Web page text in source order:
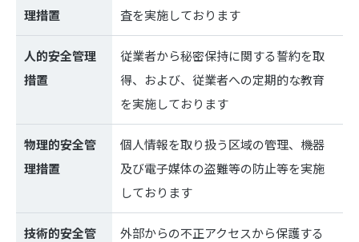
理措置
査を実施しております
人的安全管理
措置
従業者から秘密保持に関する誓約を取
得、および、従業者への定期的な教育
を実施しております
物理的安全管
理措置
個人情報を取り扱う区域の管理、機器
及び電子媒体の盗難等の防止等を実施
しております
技術的安全管
外部からの不正アクセスから保護する